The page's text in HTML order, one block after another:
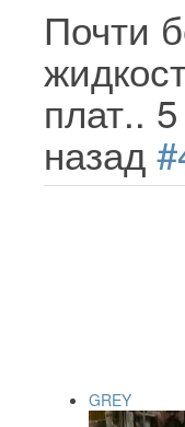
Почти
плат..
назад
GREY